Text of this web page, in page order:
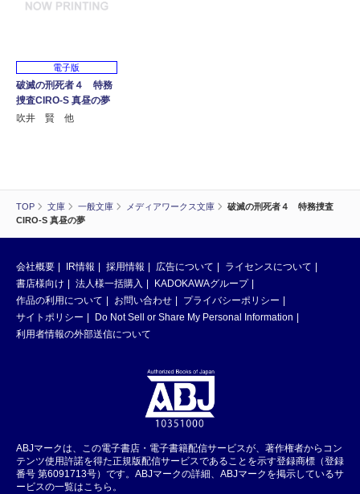
TOP 文庫 一般文庫 メディアワークス文庫
破滅の刑死者４ 特務捜査
CIRO-S 真昼の夢
電子版
破滅の刑死者４ 特務
捜査CIRO-S 真昼の夢
吹井 賢 他
会社概要 IR情報 採用情報 広告について
ライセンスについて
書店様向け
法人様一括購入
KADOKAWAグループ
作品の利用について
お問い合わせ
プライバシーポリシー
サイトポリシー
Do Not Sell or Share My Personal Information
利用者情報の外部送信について
ABJマークは、この電子書店・電子書籍配信サービスが、著作権者からコン
テンツ使用許諾を得た正規版配信サービスであることを示す登録商標（登録
番号 第6091713号）です。ABJマークの詳細、ABJマークを掲示しているサ
ービスの一覧はこちら。